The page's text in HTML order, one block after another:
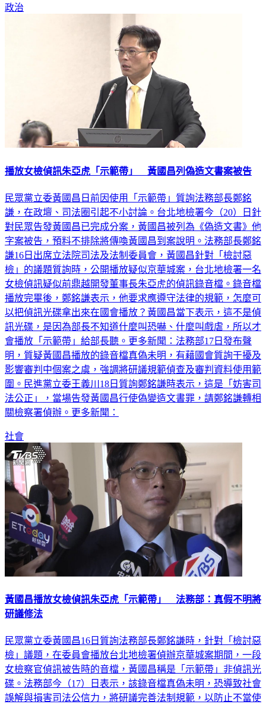
政治
播放女檢偵訊朱亞虎「示範帶」 黃國昌列偽造文書案被告
民眾黨立委黃國昌日前因使用「示範帶」質詢法務部長鄭銘
謙，在政壇、司法圈引起不小討論。台北地檢署今（20）日針
對民眾告發黃國昌已完成分案，黃國昌被列為《偽造文書》他
字案被告，預料不排除將傳喚黃國昌到案說明。法務部長鄭銘
謙16日出席立法院司法及法制委員會，黃國昌針對「檢討惡
檢」的議題質詢時，公開播放疑似京華城案，台北地檢署一名
女檢偵訊疑似前鼎越開發董事長朱亞虎的偵訊錄音檔。錄音檔
播放完畢後，鄭銘謙表示，他要求應遵守法律的規範，怎麼可
以把偵訊光碟拿出來在國會播放？黃國昌當下表示，這不是偵
訊光碟，是因為部長不知道什麼叫恐嚇、什麼叫戲虐，所以才
會播放「示範帶」給部長聽。更多新聞：法務部17日發布聲
明，質疑黃國昌播放的錄音檔真偽未明，有藉國會質詢干擾及
影響審判中個案之虞，強調將研議規範偵查及審判資料使用範
圍。民進黨立委王義川18日質詢鄭銘謙時表示，這是「妨害司
法公正」，當場告發黃國昌行使偽變造文書罪，請鄭銘謙轉相
關檢察署偵辦。更多新聞：
社會
黃國昌播放女檢偵訊朱亞虎「示範帶」 法務部：真假不明將
研議修法
民眾黨立委黃國昌16日質詢法務部長鄭銘謙時，針對「檢討惡
檢」議題，在委員會播放台北地檢署偵辦京華城案期間，一段
女檢察官偵訊被告時的音檔，黃國昌稱是「示範帶」非偵訊光
碟。法務部今（17）日表示，該錄音檔真偽未明，恐導致社會
誤解與損害司法公信力，將研議完善法制規範，以防止不當使